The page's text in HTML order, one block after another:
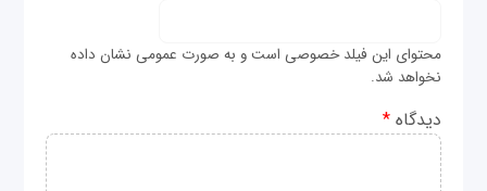
محتوای این فیلد خصوصی است و به صورت عمومی نشان داده
نخواهد شد.
دیدگاه*